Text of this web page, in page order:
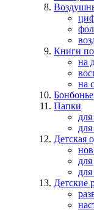
Книги
на
на
Папки
Детская
Детские